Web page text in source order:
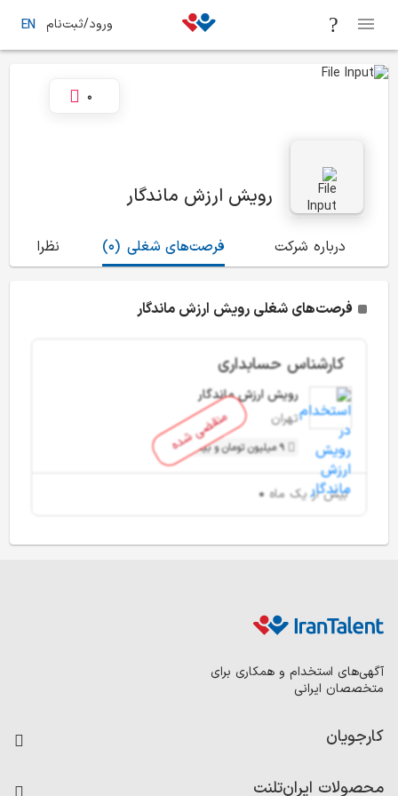
ورود/ثبت‌نام EN
رویش ارزش ماندگار
0
درباره شرکت (0) فرصت‌های شغلی نظرات
فرصت‌های شغلی رویش ارزش ماندگار
منقضی شده
کارشناس حسابداری
رویش ارزش ماندگار
تهران
9 میلیون تومان و بیشتر
بیش از یک ماه
آگهی‌های استخدام و همکاری برای
متخصصان ایرانی
کارجویان
محصولات ایران‌تلنت